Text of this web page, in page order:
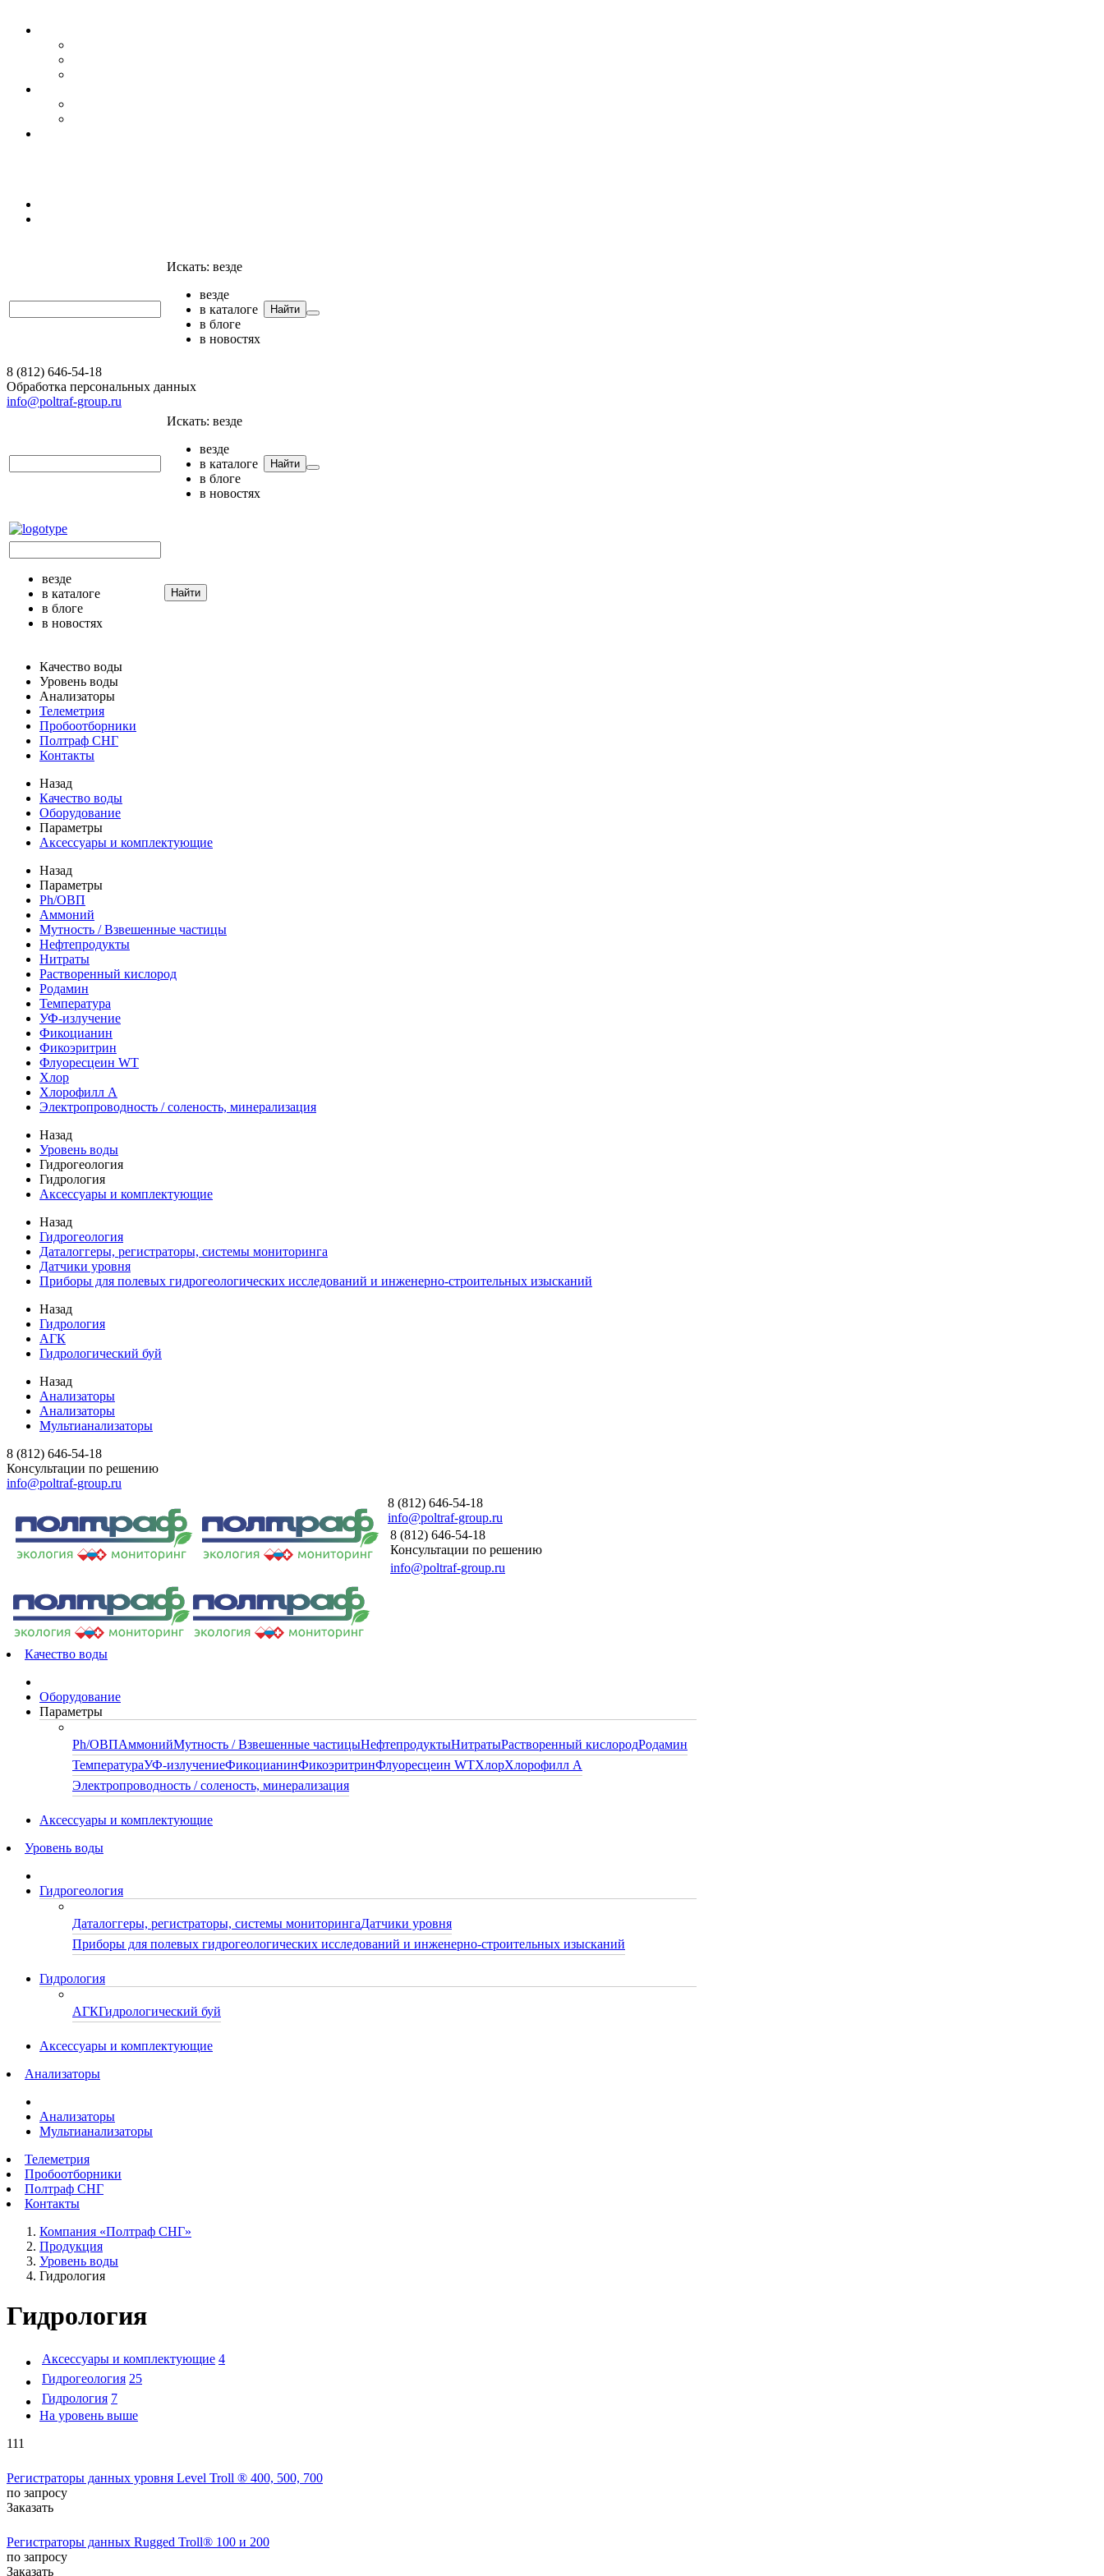
Искать: везде
везде
в каталоге
в блоге
в новостях
Найти
8 (812) 646-54-18
Обработка персональных данных
info@poltraf-group.ru
Искать: везде
везде
в каталоге
в блоге
в новостях
Найти
везде
в каталоге
в блоге
в новостях
Найти
Качество воды
Уровень воды
Анализаторы
Телеметрия
Пробоотборники
Полтраф СНГ
Контакты
Назад
Качество воды
Оборудование
Параметры
Аксессуары и комплектующие
Назад
Параметры
Ph/ОВП
Аммоний
Мутность / Взвешенные частицы
Нефтепродукты
Нитраты
Растворенный кислород
Родамин
Температура
УФ-излучение
Фикоцианин
Фикоэритрин
Флуоресцеин WT
Хлор
Хлорофилл А
Электропроводность / соленость, минерализация
Назад
Уровень воды
Гидрогеология
Гидрология
Аксессуары и комплектующие
Назад
Гидрогеология
Даталоггеры, регистраторы, системы мониторинга
Датчики уровня
Приборы для полевых гидрогеологических исследований и инженерно-строительных изысканий
Назад
Гидрология
АГК
Гидрологический буй
Назад
Анализаторы
Анализаторы
Мультианализаторы
8 (812) 646-54-18
Консультации по решению
info@poltraf-group.ru
8 (812) 646-54-18
info@poltraf-group.ru
8 (812) 646-54-18
Консультации по решению
info@poltraf-group.ru
Качество воды
Оборудование
Параметры
Ph/ОВПАммонийМутность / Взвешенные частицыНефтепродуктыНитратыРастворенный кислородРодамин
ТемператураУФ-излучениеФикоцианинФикоэритринФлуоресцеин WTХлорХлорофилл А
Электропроводность / соленость, минерализация
Аксессуары и комплектующие
Уровень воды
Гидрогеология
Даталоггеры, регистраторы, системы мониторингаДатчики уровня
Приборы для полевых гидрогеологических исследований и инженерно-строительных изысканий
Гидрология
АГКГидрологический буй
Аксессуары и комплектующие
Анализаторы
Анализаторы
Мультианализаторы
Телеметрия
Пробоотборники
Полтраф СНГ
Контакты
Компания «Полтраф СНГ»
Продукция
Уровень воды
Гидрология
Гидрология
Аксессуары и комплектующие 4
Гидрогеология 25
Гидрология 7
На уровень выше
111
Регистраторы данных уровня Level Troll ® 400, 500, 700
по запросу
Заказать
Регистраторы данных Rugged Troll® 100 и 200
по запросу
Заказать